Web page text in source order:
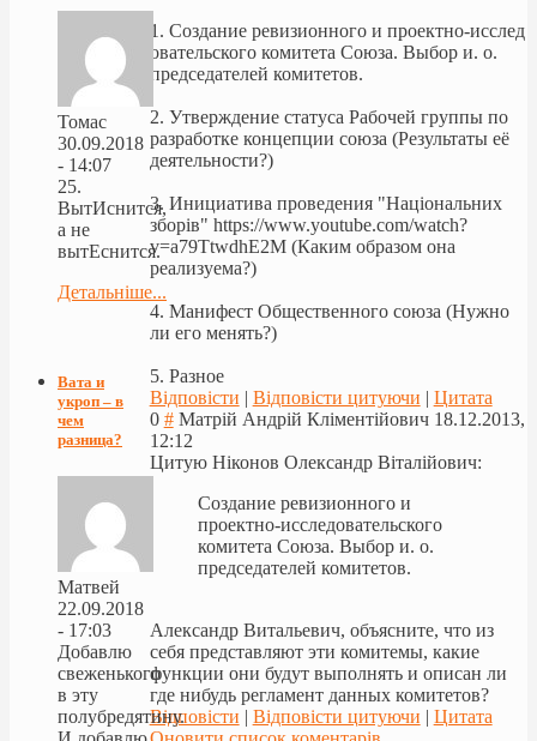
1. Создание ревизионного и проектно-исслед
овательского комитета Союза. Выбор и. о.
председателей комитетов.
2. Утверждение статуса Рабочей группы по
разработке концепции союза (Результаты её
деятельности?)
3. Инициатива проведения "Національних
зборів" https://www.youtube.com/watch?
v=a79TtwdhE2M (Каким образом она
реализуема?)
4. Манифест Общественного союза (Нужно
ли его менять?)
5. Разное
Відповісти | Відповісти цитуючи | Цитата
0 # Матрій Андрій Кліментійович 18.12.2013,
12:12
Цитую Ніконов Олександр Віталійович:
Создание ревизионного и
проектно-исследовательского
комитета Союза. Выбор и. о.
председателей комитетов.
Александр Витальевич, объясните, что из
себя представляют эти комитемы, какие
функции они будут выполнять и описан ли
где нибудь регламент данных комитетов?
Відповісти | Відповісти цитуючи | Цитата
Томас
30.09.2018
- 14:07
25.
ВытИснится,
а не
вытЕснится.
Детальніше...
Вата и
укроп – в
чем
разница?
Матвей
22.09.2018
- 17:03
Добавлю
свеженького
в эту
полубредятину.